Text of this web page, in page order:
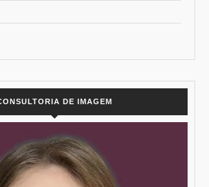
DE IMAGEM